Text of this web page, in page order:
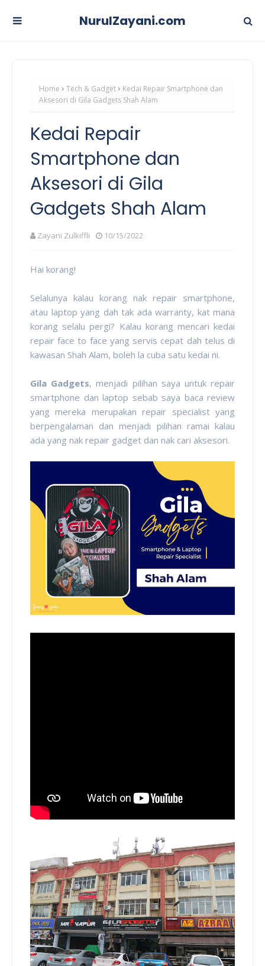
NurulZayani.com
Home Tech & Gadget
Kedai Repair Smartphone dan
Aksesori di Gila Gadgets Shah Alam
Kedai Repair
Smartphone dan
Aksesori di Gila
Gadgets Shah Alam
Zayani Zulkiffli 10/15/2022
Hai korang!
Selalunya kalau korang nak repair smartphone,
atau laptop yang dah tak ada warranty, kat mana
korang selalu pergi? Kalau korang mencari kedai
repair face to face yang servis cepat dah telus di
kawasan Shah Alam, boleh la cuba satu kedai ni.
Gila Gadgets, menjadi pilihan saya untuk repair
smartphone dan laptop sebab saya baca review
yang mereka merupakan repair specialist yang
berpengalaman dan menjadi pilihan ramai kalau
ada yang nak repair gadget dan nak cari aksesori.